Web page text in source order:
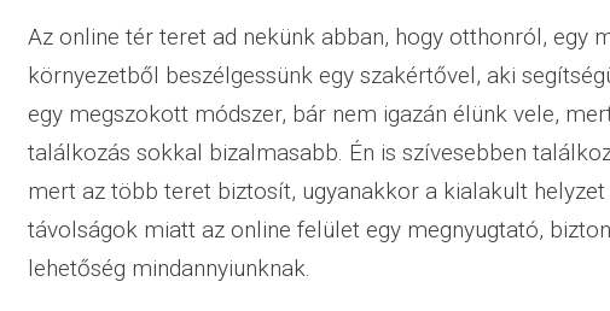
Az online tér teret ad nekünk abban, hogy otthonról, egy
környezetből beszélgessünk egy szakértővel, aki
egy megszokott módszer, bár nem igazán élünk vele,
találkozás sokkal bizalmasabb. Én is szívesebben
mert az több teret biztosít, ugyanakkor a kialakult
távolságok miatt az online felület egy megnyugtató,
lehetőség mindannyiunknak.